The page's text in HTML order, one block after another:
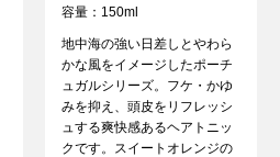
容量：150ml
地中海の強い日差しとやわら
かな風をイメージしたポーチ
ュガルシリーズ。フケ・かゆ
みを抑え、頭皮をリフレッシ
ュする爽快感あるヘアトニッ
クです。スイートオレンジの